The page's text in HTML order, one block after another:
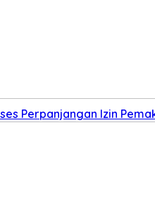
Perpanjangan Izin